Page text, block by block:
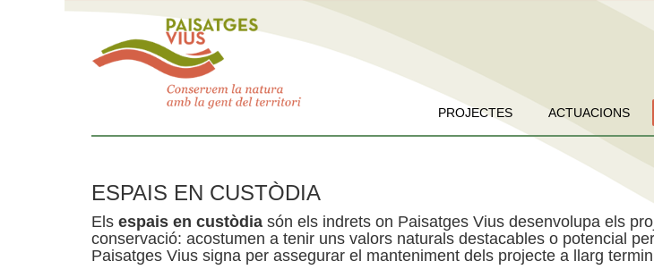
PROJECTES ACTUACIONS
ESPAIS EN CUSTÒDIA
Els espais en custòdia són els indrets on Paisatges Vius desenvolupa els
conservació: acostumen a tenir uns valors naturals destacables o potencial
Paisatges Vius signa per assegurar el manteniment dels projecte a llarg